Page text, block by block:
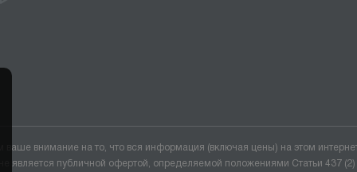
ваше внимание на то, что вся информация (включая цены) на этом
не является публичной офертой, определяемой положениями Статьи 437